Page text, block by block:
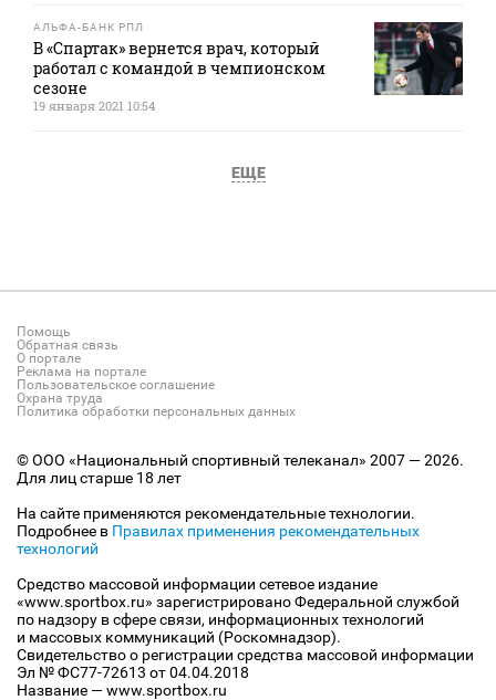
АЛЬФА-БАНК РПЛ
В «Спартак» вернется врач, который
работал с командой в чемпионском
сезоне
19 января 2021 10:54
ЕЩЕ
Помощь
Обратная связь
О портале
Реклама на портале
Пользовательское соглашение
Охрана труда
Политика обработки персональных данных
© ООО «Национальный спортивный телеканал» 2007 — 2026.
Для лиц старше 18 лет
На сайте применяются рекомендательные технологии.
Подробнее в Правилах применения рекомендательных
технологий
Средство массовой информации сетевое издание
«www.sportbox.ru» зарегистрировано Федеральной службой
по надзору в сфере связи, информационных технологий
и массовых коммуникаций (Роскомнадзор).
Свидетельство о регистрации средства массовой информации
Эл № ФС77-72613 от 04.04.2018
Название — www.sportbox.ru